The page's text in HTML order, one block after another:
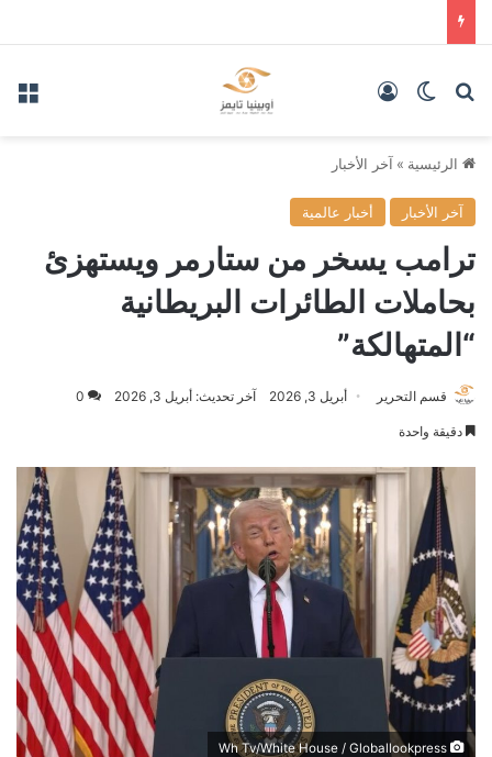
بحث عنالوضع المظلم
الرئيسية » آخر الأخبار
آخر الأخبار أخبار عالمية
ترامب يسخر من ستارمر ويستهزئ
بحاملات الطائرات البريطانية
“المتهالكة”
قسم التحرير أبريل 3, 2026 آخر تحديث: أبريل 3, 2026 0
دقيقة واحدة